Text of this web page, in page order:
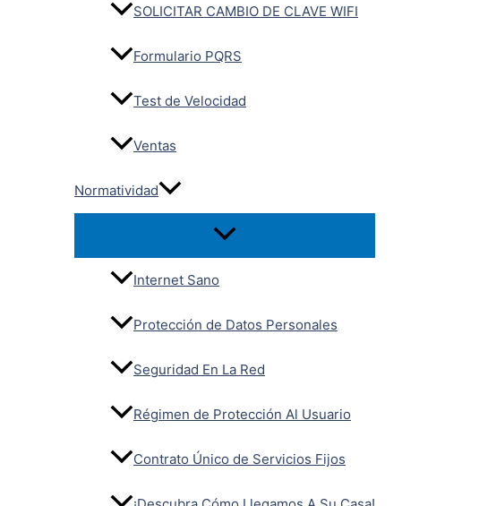
SOLICITAR CAMBIO DE CLAVE WIFI
Formulario PQRS
Test de Velocidad
Ventas
Normatividad
Internet Sano
Protección de Datos Personales
Seguridad En La Red
Régimen de Protección Al Usuario
Contrato Único de Servicios Fijos